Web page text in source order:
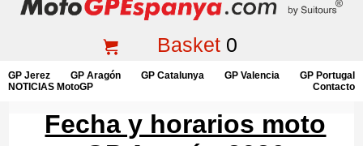
Basket0
GP Jerez GP Aragón GP Catalunya GP Valencia
GP Portugal
NOTICIAS MotoGP
Contacto
Fecha y horarios moto